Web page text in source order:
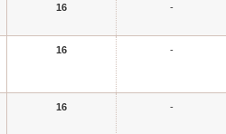
16 -
16 -
16 -